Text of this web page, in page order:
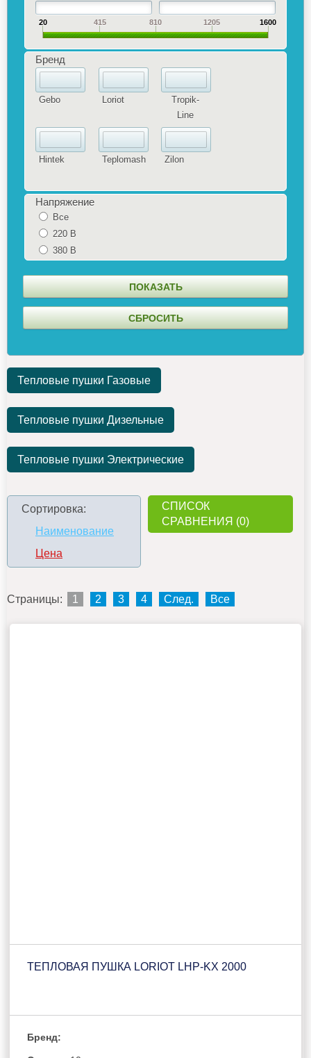
20 415 810 1205 1600
Бренд
Gebo
Hintek
Loriot
Teplomash
Tropik-
Line
Zilon
Напряжение
Все
220 В
380 В
Тепловые пушки Газовые
Тепловые пушки Дизельные
Тепловые пушки Электрические
Сортировка:
Наименование
Цена
СПИСОК
СРАВНЕНИЯ (0)
Страницы: 1 2 3 4 След. Все
ТЕПЛОВАЯ ПУШКА LORIOT LHP-KX 2000
Бренд: